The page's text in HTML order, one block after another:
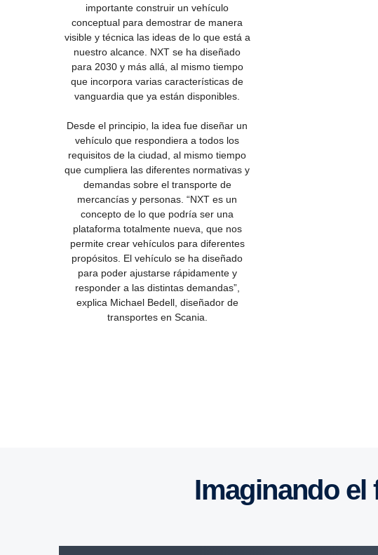
importante construir un vehículo
conceptual para demostrar de manera
visible y técnica las ideas de lo que está a
nuestro alcance. NXT se ha diseñado
para 2030 y más allá, al mismo tiempo
que incorpora varias características de
vanguardia que ya están disponibles.
Desde el principio, la idea fue diseñar un
vehículo que respondiera a todos los
requisitos de la ciudad, al mismo tiempo
que cumpliera las diferentes normativas y
demandas sobre el transporte de
mercancías y personas. “NXT es un
concepto de lo que podría ser una
plataforma totalmente nueva, que nos
permite crear vehículos para diferentes
propósitos. El vehículo se ha diseñado
para poder ajustarse rápidamente y
responder a las distintas demandas”,
explica Michael Bedell, diseñador de
transportes en Scania.
Imagi­nando